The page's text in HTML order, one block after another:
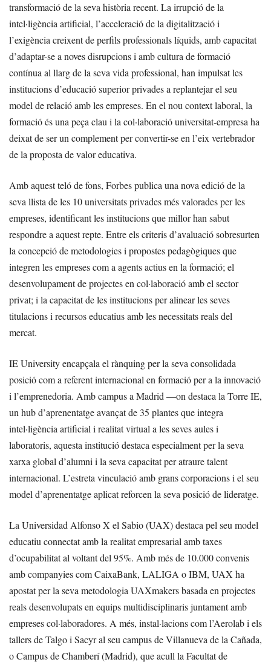
transformació de la seva història recent. La irrupció de la
intel·ligència artificial, l’acceleració de la digitalització i
l’exigència creixent de perfils professionals líquids, amb capacitat
d’adaptar-se a noves disrupcions i amb cultura de formació
contínua al llarg de la seva vida professional, han impulsat les
institucions d’educació superior privades a replantejar el seu
model de relació amb les empreses. En el nou context laboral, la
formació és una peça clau i la col·laboració universitat-empresa ha
deixat de ser un complement per convertir-se en l’eix vertebrador
de la proposta de valor educativa.
Amb aquest teló de fons, Forbes publica una nova edició de la
seva llista de les 10 universitats privades més valorades per les
empreses, identificant les institucions que millor han sabut
respondre a aquest repte. Entre els criteris d’avaluació sobresurten
la concepció de metodologies i propostes pedagògiques que
integren les empreses com a agents actius en la formació; el
desenvolupament de projectes en col·laboració amb el sector
privat; i la capacitat de les institucions per alinear les seves
titulacions i recursos educatius amb les necessitats reals del
mercat.
IE University encapçala el rànquing per la seva consolidada
posició com a referent internacional en formació per a la innovació
i l’emprenedoria. Amb campus a Madrid —on destaca la Torre IE,
un hub d’aprenentatge avançat de 35 plantes que integra
intel·ligència artificial i realitat virtual a les seves aules i
laboratoris, aquesta institució destaca especialment per la seva
xarxa global d’alumni i la seva capacitat per atraure talent
internacional. L’estreta vinculació amb grans corporacions i el seu
model d’aprenentatge aplicat reforcen la seva posició de lideratge.
La Universidad Alfonso X el Sabio (UAX) destaca pel seu model
educatiu connectat amb la realitat empresarial amb taxes
d’ocupabilitat al voltant del 95%. Amb més de 10.000 convenis
amb companyies com CaixaBank, LALIGA o IBM, UAX ha
apostat per la seva metodologia UAXmakers basada en projectes
reals desenvolupats en equips multidisciplinaris juntament amb
empreses col·laboradores. A més, instal·lacions com l’Aerolab i els
tallers de Talgo i Sacyr al seu campus de Villanueva de la Cañada,
o Campus de Chamberí (Madrid), que acull la Facultat de